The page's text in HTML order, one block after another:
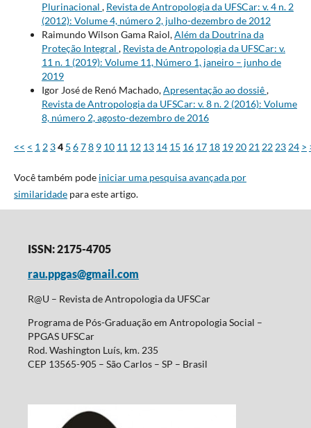
Plurinacional , Revista de Antropologia da UFSCar: v. 4 n. 2
(2012): Volume 4, número 2, julho-dezembro de 2012
Raimundo Wilson Gama Raiol,Além da Doutrina da
Proteção Integral , Revista de Antropologia da UFSCar: v.
11 n. 1 (2019): Volume 11, Número 1, janeiro – junho de
2019
Igor José de Renó Machado,Apresentação ao dossiê,
Revista de Antropologia da UFSCar: v. 8 n. 2 (2016): Volume
8, número 2, agosto-dezembro de 2016
<< < 1 2 34 5 678 9 10 11 12 13 14 15 16 17 18 19 20 21 22 23 24 >
Você também pode iniciar uma pesquisa avançada por
similaridadepara este artigo.
ISSN: 2175-4705
rau.ppgas@gmail.com
R@U – Revista de Antropologia da UFSCar
Programa de Pós-Graduação em Antropologia Social –
PPGAS UFSCar
Rod. Washington Luís, km. 235
CEP 13565-905 – São Carlos – SP – Brasil